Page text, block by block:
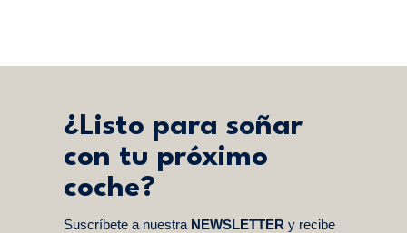
¿Listo para soñar
con tu próximo
coche?
Suscríbete a nuestra NEWSLETTER y recibe